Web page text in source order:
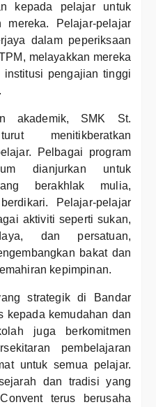
kepada pelajar untuk
mereka. Pelajar-pelajar
dalam peperiksaan
melayakkan mereka
pengajian tinggi
akademik, SMK St.
menitikberatkan
Pelbagai program
dianjurkan untuk
berakhlak mulia,
Pelajar-pelajar
aktiviti seperti sukan,
dan persatuan,
bakat dan
kepimpinan.
strategik di Bandar
kepada kemudahan dan
juga berkomitmen
pembelajaran
untuk semua pelajar.
dan tradisi yang
terus berusaha